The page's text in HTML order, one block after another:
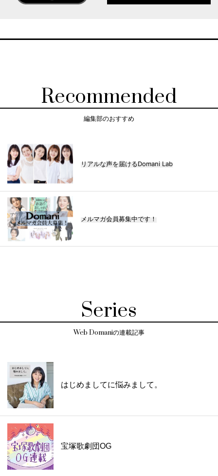
Recommended
編集部のおすすめ
リアルな声を届けるDomani Lab
メルマガ会員募集中です！
Series
Web Domaniの連載記事
はじめましてに悩みまして。
宝塚歌劇団OG